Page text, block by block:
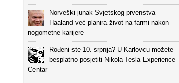
Norveški junak Svjetskog prvenstva
Haaland već planira život na farmi nakon
nogometne karijere
Rođeni ste 10. srpnja? U Karlovcu možete
besplatno posjetiti Nikola Tesla Experience
Centar